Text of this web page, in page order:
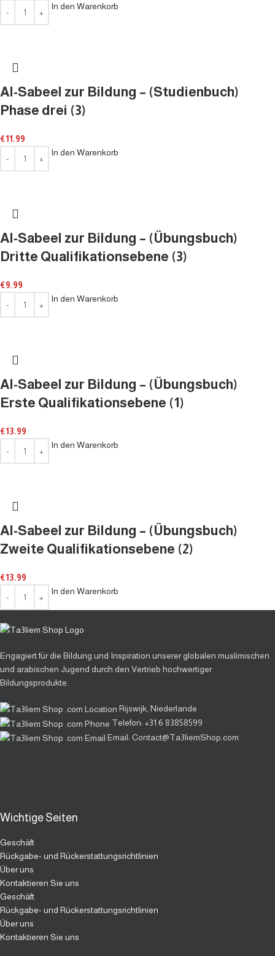
In den Warenkorb
Al-Sabeel zur Bildung – (Studienbuch)
Phase drei (3)
€11.99
In den Warenkorb
Al-Sabeel zur Bildung – (Übungsbuch)
Dritte Qualifikationsebene (3)
€9.99
In den Warenkorb
Al-Sabeel zur Bildung – (Übungsbuch)
Erste Qualifikationsebene (1)
€13.99
In den Warenkorb
Al-Sabeel zur Bildung – (Übungsbuch)
Zweite Qualifikationsebene (2)
€13.99
In den Warenkorb
Engagiert für die Bildung und Inspiration unserer globalen muslimischen
und arabischen Jugend durch den Vertrieb hochwertiger
Bildungsprodukte.
Rijswijk, Niederlande
Telefon: +31 6 83858599
Email: Contact@Ta3liemShop.com
Wichtige Seiten
Geschäft
Rückgabe- und Rückerstattungsrichtlinien
Über uns
Kontaktieren Sie uns
Geschäft
Rückgabe- und Rückerstattungsrichtlinien
Über uns
Kontaktieren Sie uns